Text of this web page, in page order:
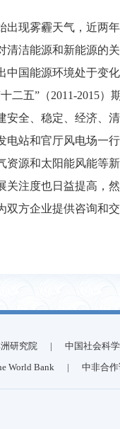
出现雾霾天气，近两
清洁能源和新能源的
中国能源环境处于变
二五”（2011-2015
安全、稳定、经济、
电站和官厅风电场一
资源和太阳能风能等
关注度也日益提高，
双方企业提供咨询和
研究院 |
中国社会科
World Bank | 中非合